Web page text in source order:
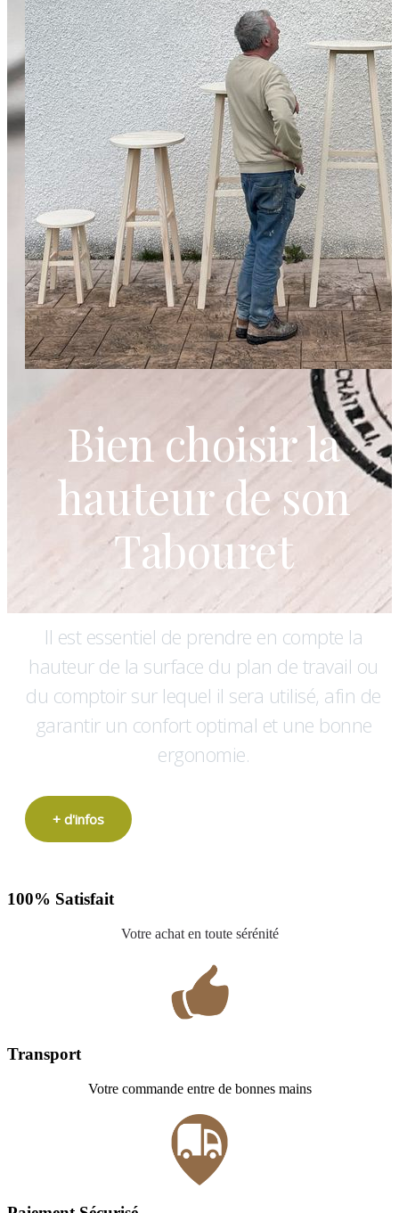
Bien choisir la
hauteur de son
Tabouret
Il est essentiel de prendre en compte la
hauteur de la surface du plan de travail ou
du comptoir sur lequel il sera utilisé, afin de
garantir un confort optimal et une bonne
ergonomie.
+ d'infos
100% Satisfait
Votre achat en toute sérénité
Transport
Votre commande entre de bonnes mains